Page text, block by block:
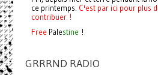
ce printemps. C'est par ici pour plus
contribuer !
Free Palestine !
GRRRND RADIO